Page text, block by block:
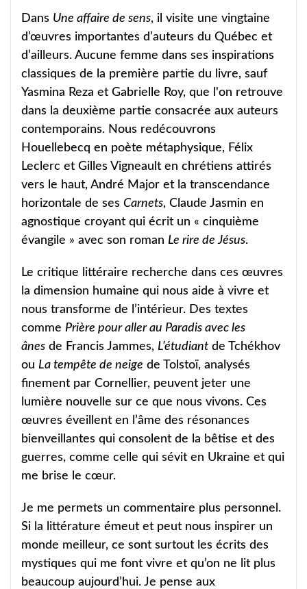
Dans Une affaire de sens, il visite une vingtaine
d’œuvres importantes d’auteurs du Québec et
d’ailleurs. Aucune femme dans ses inspirations
classiques de la première partie du livre, sauf
Yasmina Reza et Gabrielle Roy, que l'on retrouve
dans la deuxième partie consacrée aux auteurs
contemporains. Nous redécouvrons
Houellebecq en poète métaphysique, Félix
Leclerc et Gilles Vigneault en chrétiens attirés
vers le haut, André Major et la transcendance
horizontale de ses Carnets, Claude Jasmin en
agnostique croyant qui écrit un « cinquième
évangile » avec son roman Le rire de Jésus.
Le critique littéraire recherche dans ces œuvres
la dimension humaine qui nous aide à vivre et
nous transforme de l’intérieur. Des textes
comme Prière pour aller au Paradis avec les
ânes de Francis Jammes, L’étudiant de Tchékhov
ou La tempête de neige de Tolstoï, analysés
finement par Cornellier, peuvent jeter une
lumière nouvelle sur ce que nous vivons. Ces
œuvres éveillent en l’âme des résonances
bienveillantes qui consolent de la bêtise et des
guerres, comme celle qui sévit en Ukraine et qui
me brise le cœur.
Je me permets un commentaire plus personnel.
Si la littérature émeut et peut nous inspirer un
monde meilleur, ce sont surtout les écrits des
mystiques qui me font vivre et qu’on ne lit plus
beaucoup aujourd’hui. Je pense aux